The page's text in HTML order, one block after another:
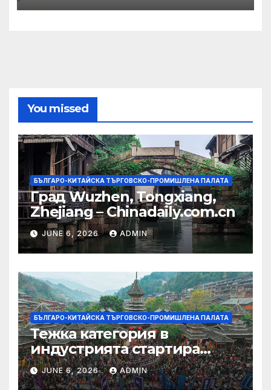
You missed
БЪЛГАРО-КИТАЙСКА ТЪРГОВСКО-ПРОМИШЛЕНА ПАЛАТА
Град Wuzhen, Tongxiang,
Zhejiang – Chinadaily.com.cn
JUNE 6, 2026 ADMIN
БЪЛГАРО-КИТАЙСКА ТЪРГОВСКО-ПРОМИШЛЕНА ПАЛАТА
Тежка категория в
индустрията стартира
алианс за космическа
слънчева енергия
JUNE 6, 2026 ADMIN